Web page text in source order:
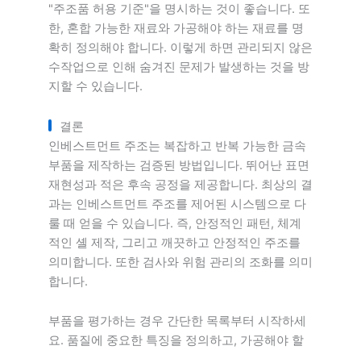
"주조품 허용 기준"을 명시하는 것이 좋습니다. 또
한, 혼합 가능한 재료와 가공해야 하는 재료를 명
확히 정의해야 합니다. 이렇게 하면 관리되지 않은
수작업으로 인해 숨겨진 문제가 발생하는 것을 방
지할 수 있습니다.
결론
인베스트먼트 주조는 복잡하고 반복 가능한 금속
부품을 제작하는 검증된 방법입니다. 뛰어난 표면
재현성과 적은 후속 공정을 제공합니다. 최상의 결
과는 인베스트먼트 주조를 제어된 시스템으로 다
룰 때 얻을 수 있습니다. 즉, 안정적인 패턴, 체계
적인 셸 제작, 그리고 깨끗하고 안정적인 주조를
의미합니다. 또한 검사와 위험 관리의 조화를 의미
합니다.
부품을 평가하는 경우 간단한 목록부터 시작하세
요. 품질에 중요한 특징을 정의하고, 가공해야 할